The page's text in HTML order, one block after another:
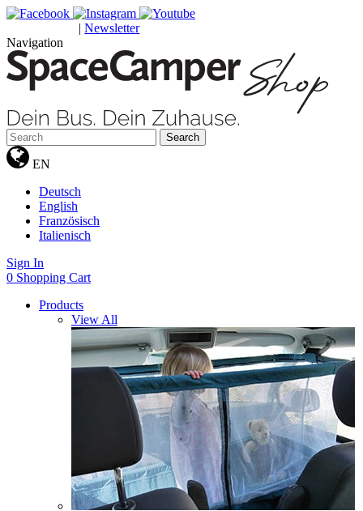
| Newsletter
Navigation
Search
EN
Deutsch
English
Französisch
Italienisch
Sign In
0 Shopping Cart
Products
View All